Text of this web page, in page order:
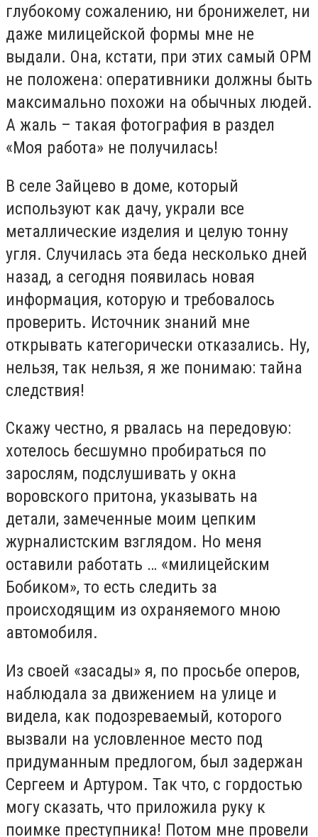
глубокому сожалению, ни бронижелет, ни
даже милицейской формы мне не
выдали. Она, кстати, при этих самый ОРМ
не положена: оперативники должны быть
максимально похожи на обычных людей.
А жаль – такая фотография в раздел
«Моя работа» не получилась!
В селе Зайцево в доме, который
используют как дачу, украли все
металлические изделия и целую тонну
угля. Случилась эта беда несколько дней
назад, а сегодня появилась новая
информация, которую и требовалось
проверить. Источник знаний мне
открывать категорически отказались. Ну,
нельзя, так нельзя, я же понимаю: тайна
следствия!
Скажу честно, я рвалась на передовую:
хотелось бесшумно пробираться по
зарослям, подслушивать у окна
воровского притона, указывать на
детали, замеченные моим цепким
журналистским взглядом. Но меня
оставили работать … «милицейским
Бобиком», то есть следить за
происходящим из охраняемого мною
автомобиля.
Из своей «засады» я, по просьбе оперов,
наблюдала за движением на улице и
видела, как подозреваемый, которого
вызвали на условленное место под
придуманным предлогом, был задержан
Сергеем и Артуром. Так что, с гордостью
могу сказать, что приложила руку к
поимке преступника! Потом мне провели